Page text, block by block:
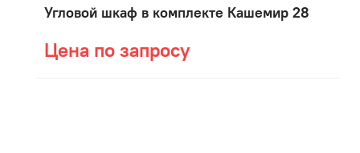
Угловой шкаф в комплекте Кашемир 28
Цена по запросу